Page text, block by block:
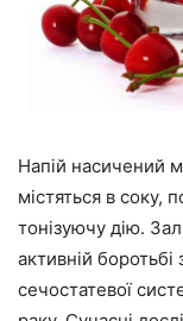
Напій насичений
містяться в соку,
тонізуючу дію.
активній боротьбі
сечостатевої